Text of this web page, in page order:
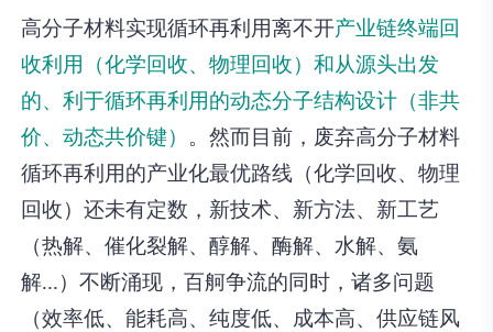
高分子材料实现循环再利用离不开产业链终端回
收利用（化学回收、物理回收）和从源头出发
的、利于循环再利用的动态分子结构设计（非共
价、动态共价键） 。然而目前，废弃高分子材料
循环再利用的产业化最优路线（化学回收、物理
回收）还未有定数，新技术、新方法、新工艺
（热解、催化裂解、醇解、酶解、水解、氨
解...）不断涌现，百舸争流的同时，诸多问题
（效率低、能耗高、纯度低、成本高、供应链风